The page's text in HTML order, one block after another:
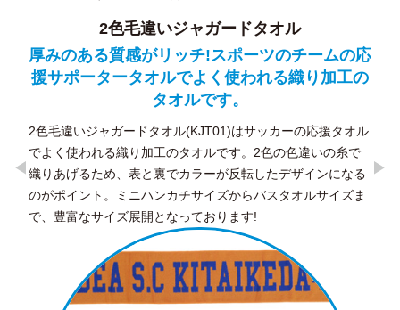
ームの応
り加工の
応援タオル
いの糸で
インになる
ルサイズま
コットンツイルローキャップ
ほどよくハリのあるツイル生地の浅めキャ
プ。
金属クリップアジャスター付きでサイズ調節ができます
ーディネートに合わせやすく、男女問わず人気の定番キ
プです。